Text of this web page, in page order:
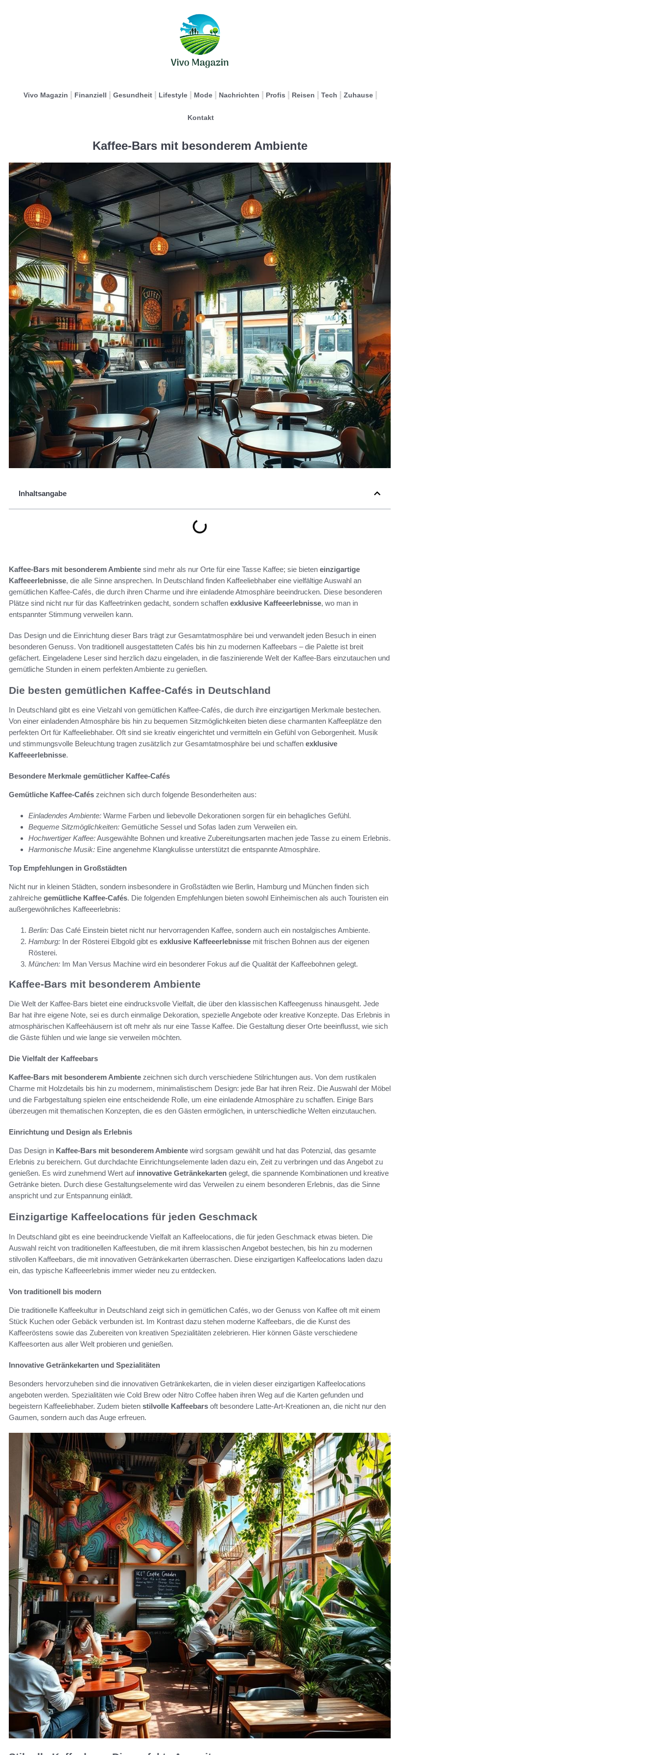
Vivo Magazin Finanziell Gesundheit Lifestyle Mode Nachrichten Profis Reisen Tech Zuhause
Kontakt
Kaffee-Bars mit besonderem Ambiente
Inhaltsangabe
Kaffee-Bars mit besonderem Ambiente sind mehr als nur Orte für eine Tasse Kaffee; sie bieten einzigartige
Kaffeeerlebnisse, die alle Sinne ansprechen. In Deutschland finden Kaffeeliebhaber eine vielfältige Auswahl an
gemütlichen Kaffee-Cafés, die durch ihren Charme und ihre einladende Atmosphäre beeindrucken. Diese besonderen
Plätze sind nicht nur für das Kaffeetrinken gedacht, sondern schaffen exklusive Kaffeeerlebnisse, wo man in
entspannter Stimmung verweilen kann.
Das Design und die Einrichtung dieser Bars trägt zur Gesamtatmosphäre bei und verwandelt jeden Besuch in einen
besonderen Genuss. Von traditionell ausgestatteten Cafés bis hin zu modernen Kaffeebars – die Palette ist breit
gefächert. Eingeladene Leser sind herzlich dazu eingeladen, in die faszinierende Welt der Kaffee-Bars einzutauchen und
gemütliche Stunden in einem perfekten Ambiente zu genießen.
Die besten gemütlichen Kaffee-Cafés in Deutschland
In Deutschland gibt es eine Vielzahl von gemütlichen Kaffee-Cafés, die durch ihre einzigartigen Merkmale bestechen.
Von einer einladenden Atmosphäre bis hin zu bequemen Sitzmöglichkeiten bieten diese charmanten Kaffeeplätze den
perfekten Ort für Kaffeeliebhaber. Oft sind sie kreativ eingerichtet und vermitteln ein Gefühl von Geborgenheit. Musik
und stimmungsvolle Beleuchtung tragen zusätzlich zur Gesamtatmosphäre bei und schaffen exklusive
Kaffeeerlebnisse.
Besondere Merkmale gemütlicher Kaffee-Cafés
Gemütliche Kaffee-Cafés zeichnen sich durch folgende Besonderheiten aus:
Einladendes Ambiente: Warme Farben und liebevolle Dekorationen sorgen für ein behagliches Gefühl.
Bequeme Sitzmöglichkeiten: Gemütliche Sessel und Sofas laden zum Verweilen ein.
Hochwertiger Kaffee:Ausgewählte Bohnen und kreative Zubereitungsarten machen jede Tasse zu einem Erlebnis.
Harmonische Musik: Eine angenehme Klangkulisse unterstützt die entspannte Atmosphäre.
Top Empfehlungen in Großstädten
Nicht nur in kleinen Städten, sondern insbesondere in Großstädten wie Berlin, Hamburg und München finden sich
zahlreiche gemütliche Kaffee-Cafés. Die folgenden Empfehlungen bieten sowohl Einheimischen als auch Touristen ein
außergewöhnliches Kaffeeerlebnis:
Berlin: Das Café Einstein bietet nicht nur hervorragenden Kaffee, sondern auch ein nostalgisches Ambiente.
Hamburg: In der Rösterei Elbgold gibt es exklusive Kaffeeerlebnisse mit frischen Bohnen aus der eigenen
Rösterei.
München: Im Man Versus Machine wird ein besonderer Fokus auf die Qualität der Kaffeebohnen gelegt.
Kaffee-Bars mit besonderem Ambiente
Die Welt der Kaffee-Bars bietet eine eindrucksvolle Vielfalt, die über den klassischen Kaffeegenuss hinausgeht. Jede
Bar hat ihre eigene Note, sei es durch einmalige Dekoration, spezielle Angebote oder kreative Konzepte. Das Erlebnis in
atmosphärischen Kaffeehäusern ist oft mehr als nur eine Tasse Kaffee. Die Gestaltung dieser Orte beeinflusst, wie sich
die Gäste fühlen und wie lange sie verweilen möchten.
Die Vielfalt der Kaffeebars
Kaffee-Bars mit besonderem Ambiente zeichnen sich durch verschiedene Stilrichtungen aus. Von dem rustikalen
Charme mit Holzdetails bis hin zu modernem, minimalistischem Design: jede Bar hat ihren Reiz. Die Auswahl der Möbel
und die Farbgestaltung spielen eine entscheidende Rolle, um eine einladende Atmosphäre zu schaffen. Einige Bars
überzeugen mit thematischen Konzepten, die es den Gästen ermöglichen, in unterschiedliche Welten einzutauchen.
Einrichtung und Design als Erlebnis
Das Design in Kaffee-Bars mit besonderem Ambiente wird sorgsam gewählt und hat das Potenzial, das gesamte
Erlebnis zu bereichern. Gut durchdachte Einrichtungselemente laden dazu ein, Zeit zu verbringen und das Angebot zu
genießen. Es wird zunehmend Wert auf innovative Getränkekarten gelegt, die spannende Kombinationen und kreative
Getränke bieten. Durch diese Gestaltungselemente wird das Verweilen zu einem besonderen Erlebnis, das die Sinne
anspricht und zur Entspannung einlädt.
Einzigartige Kaffeelocations für jeden Geschmack
In Deutschland gibt es eine beeindruckende Vielfalt an Kaffeelocations, die für jeden Geschmack etwas bieten. Die
Auswahl reicht von traditionellen Kaffeestuben, die mit ihrem klassischen Angebot bestechen, bis hin zu modernen
stilvollen Kaffeebars, die mit innovativen Getränkekarten überraschen. Diese einzigartigen Kaffeelocations laden dazu
ein, das typische Kaffeeerlebnis immer wieder neu zu entdecken.
Von traditionell bis modern
Die traditionelle Kaffeekultur in Deutschland zeigt sich in gemütlichen Cafés, wo der Genuss von Kaffee oft mit einem
Stück Kuchen oder Gebäck verbunden ist. Im Kontrast dazu stehen moderne Kaffeebars, die die Kunst des
Kaffeeröstens sowie das Zubereiten von kreativen Spezialitäten zelebrieren. Hier können Gäste verschiedene
Kaffeesorten aus aller Welt probieren und genießen.
Innovative Getränkekarten und Spezialitäten
Besonders hervorzuheben sind die innovativen Getränkekarten, die in vielen dieser einzigartigen Kaffeelocations
angeboten werden. Spezialitäten wie Cold Brew oder Nitro Coffee haben ihren Weg auf die Karten gefunden und
begeistern Kaffeeliebhaber. Zudem bieten stilvolle Kaffeebars oft besondere Latte-Art-Kreationen an, die nicht nur den
Gaumen, sondern auch das Auge erfreuen.